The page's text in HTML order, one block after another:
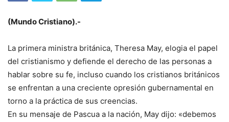
(Mundo Cristiano).-
La primera ministra británica, Theresa May, elogia el papel
del cristianismo y defiende el derecho de las personas a
hablar sobre su fe, incluso cuando los cristianos británicos
se enfrentan a una creciente opresión gubernamental en
torno a la práctica de sus creencias.
En su mensaje de Pascua a la nación, May dijo: «debemos